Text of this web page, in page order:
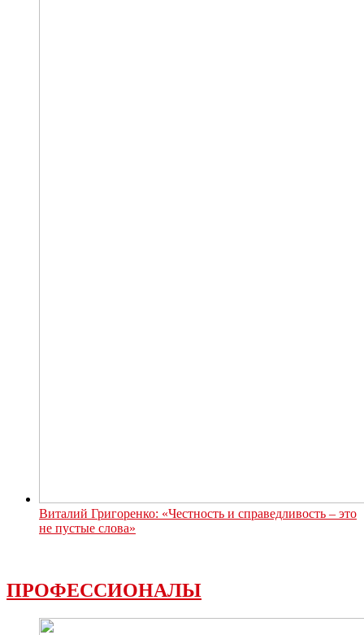
Виталий Григоренко: «Честность и справедливость – это
не пустые слова»
ПРОФЕССИОНАЛЫ